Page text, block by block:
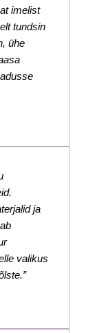
imelist
tundsin
ühe
ja
valikus